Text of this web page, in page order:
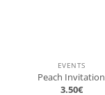
EVENTS
Peach Invitation
3.50€